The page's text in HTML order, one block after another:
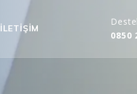
İLETIŞIM
0850